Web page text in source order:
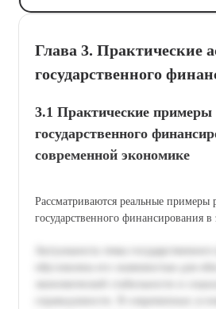
Глава 3. Практические
государственного
3.1 Практические примеры
государственного
современной экономике
Рассматриваются реальные примеры
государственного финансирования в